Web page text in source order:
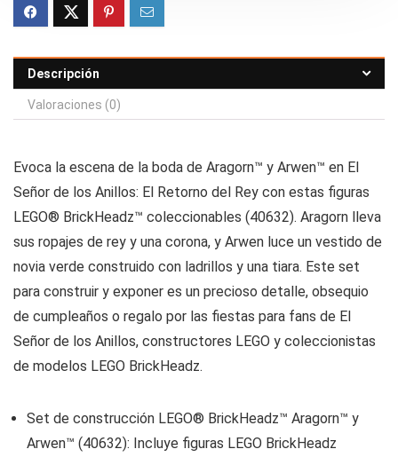
Descripción
Valoraciones (0)
Evoca la escena de la boda de Aragorn™ y Arwen™ en El
Señor de los Anillos: El Retorno del Rey con estas figuras
LEGO® BrickHeadz™ coleccionables (40632). Aragorn lleva
sus ropajes de rey y una corona, y Arwen luce un vestido de
novia verde construido con ladrillos y una tiara. Este set
para construir y exponer es un precioso detalle, obsequio
de cumpleaños o regalo por las fiestas para fans de El
Señor de los Anillos, constructores LEGO y coleccionistas
de modelos LEGO BrickHeadz.
Set de construcción LEGO® BrickHeadz™ Aragorn™ y
Arwen™ (40632): Incluye figuras LEGO BrickHeadz